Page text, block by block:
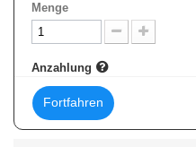
Menge
Anzahlung
Fortfahren